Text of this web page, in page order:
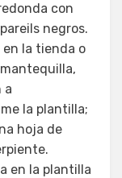
con
negros.
la tienda o
a
la plantilla;
hoja de
en la plantilla